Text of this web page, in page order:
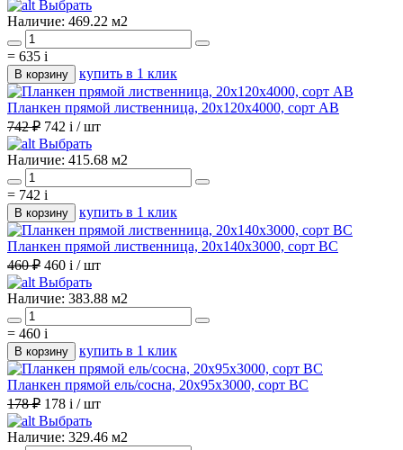
Выбрать
Наличие: 469.22 м2
= 635 i
В корзину купить в 1 клик
Планкен прямой лиственница, 20х120х4000, сорт АВ
742 ₽ 742 i / шт
Выбрать
Наличие: 415.68 м2
= 742 i
В корзину купить в 1 клик
Планкен прямой лиственница, 20х140х3000, сорт ВС
460 ₽ 460 i / шт
Выбрать
Наличие: 383.88 м2
= 460 i
В корзину купить в 1 клик
Планкен прямой ель/сосна, 20х95х3000, сорт ВС
178 ₽ 178 i / шт
Выбрать
Наличие: 329.46 м2